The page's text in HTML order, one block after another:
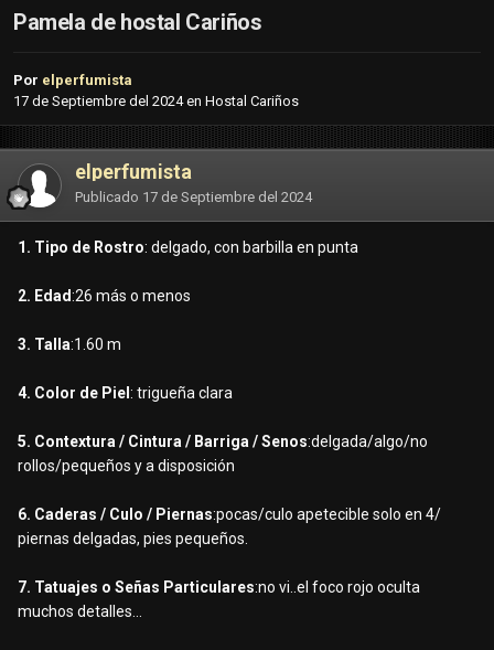
Pamela de hostal Cariños
Por elperfumista
17 de Septiembre del 2024en Hostal Cariños
elperfumista
Publicado 17 de Septiembre del 2024
1. Tipo de Rostro: delgado, con barbilla en punta
2. Edad:26 más o menos
3. Talla:1.60 m
4. Color de Piel : trigueña clara
5. Contextura / Cintura / Barriga / Senos:delgada/algo/no
rollos/pequeños y a disposición
6. Caderas / Culo / Piernas:pocas/culo apetecible solo en 4/
piernas delgadas, pies pequeños.
7. Tatuajes o Señas Particulares:no vi..el foco rojo oculta
muchos detalles...